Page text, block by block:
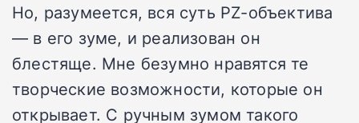
Но, разумеется, вся суть PZ-объектива
— в его зуме, и реализован он
блестяще. Мне безумно нравятся те
творческие возможности, которые он
открывает. С ручным зумом такого